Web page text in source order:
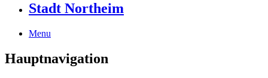
Stadt Northeim
Menu
Hauptnavigation